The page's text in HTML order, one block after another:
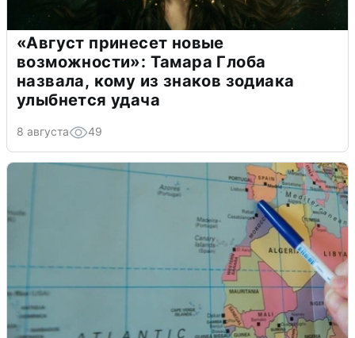
«Август принесет новые
возможности»: Тамара Глоба
назвала, кому из знаков зодиака
улыбнется удача
8 августа 49